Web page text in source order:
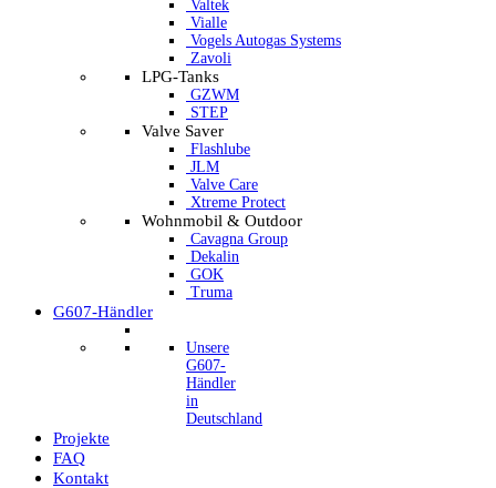
Valtek
Vialle
Vogels Autogas Systems
Zavoli
LPG-Tanks
GZWM
STEP
Valve Saver
Flashlube
JLM
Valve Care
Xtreme Protect
Wohnmobil & Outdoor
Cavagna Group
Dekalin
GOK
Truma
G607-Händler
Unsere
G607-
Händler
in
Deutschland
Projekte
FAQ
Kontakt